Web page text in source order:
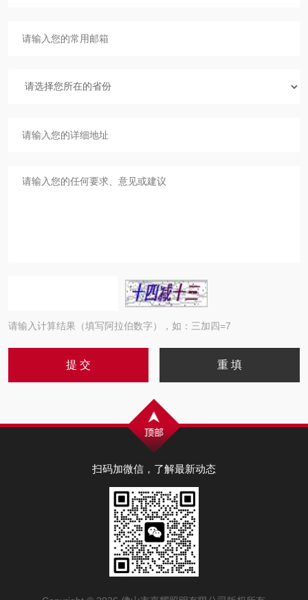
请输入计算结果（填写阿拉伯数字），如：三加四=7
扫码加微信，了解最新动态